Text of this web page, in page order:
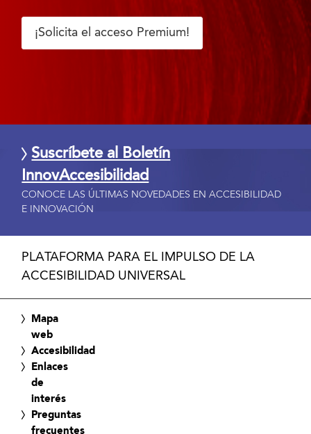
¡Solicita el acceso Premium!
Suscríbete al Boletín
InnovAccesibilidad
CONOCE LAS ÚLTIMAS NOVEDADES EN ACCESIBILIDAD
E INNOVACIÓN
PLATAFORMA PARA EL IMPULSO DE LA
ACCESIBILIDAD UNIVERSAL
Mapa
web
Accesibilidad
Enlaces
de
interés
Preguntas
frecuentes